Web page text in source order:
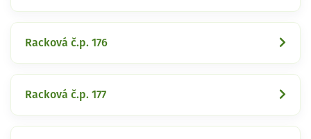
Racková č.p. 176
Racková č.p. 177